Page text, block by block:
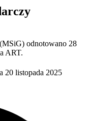
odnotowano 28
ART.
20 listopada 2025